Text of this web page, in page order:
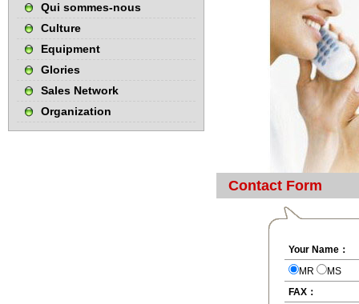
Contact Form
Your Name：
MR
MS
FAX：
Qui sommes-nous
Culture
Equipment
Glories
Sales Network
Organization